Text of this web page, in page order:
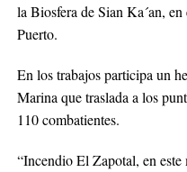
la Biosfera de Sian Ka´an,
Puerto.
En los trabajos participa un
Marina que traslada a los
110 combatientes.
“Incendio El Zapotal, en